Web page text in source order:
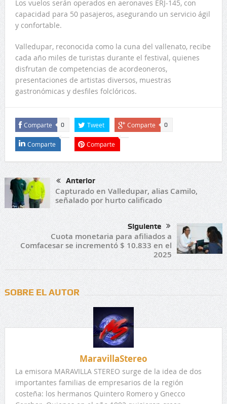
Los vuelos serán operados en aeronaves ERJ-145, con
capacidad para 50 pasajeros, asegurando un servicio ágil
y confortable.
Valledupar, reconocida como la cuna del vallenato, recibe
cada año miles de turistas durante el festival, quienes
disfrutan de competencias de acordeoneros,
presentaciones de artistas diversos, muestras
gastronómicas y desfiles folclóricos.
Comparte 0 Tweet Comparte 0
Comparte Comparte
Anterior
Capturado en Valledupar, alias Camilo,
señalado por hurto calificado
Siguiente
Cuota monetaria para afiliados a
Comfacesar se incrementó $ 10.833 en el
2025
SOBRE EL AUTOR
MaravillaStereo
La emisora MARAVILLA STEREO surge de la idea de dos
importantes familias de empresarios de la región
costeña: los hermanos Quintero Romero y Gnecco